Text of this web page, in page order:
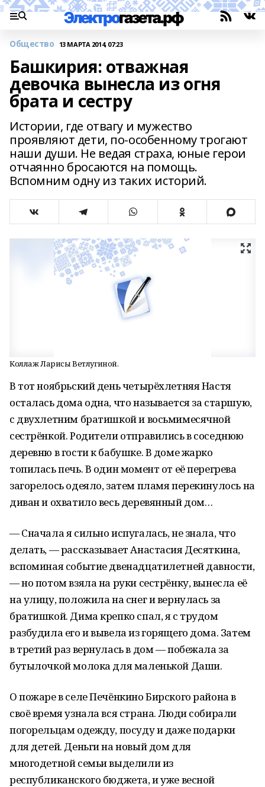
Общество 13 МАРТА 2014, 07:23
Башкирия: отважная
девочка вынесла из огня
брата и сестру
Истории, где отвагу и мужество
проявляют дети, по-особенному трогают
наши души. Не ведая страха, юные герои
отчаянно бросаются на помощь.
Вспомним одну из таких историй.
Коллаж Ларисы Ветлугиной.
В тот ноябрьский день четырёхлетняя Настя
осталась дома одна, что называется за старшую,
с двухлетним братишкой и восьмимесячной
сестрёнкой. Родители отправились в соседнюю
деревню в гости к бабушке. В доме жарко
топилась печь. В один момент от её перегрева
загорелось одеяло, затем пламя перекинулось на
диван и охватило весь деревянный дом…
— Сначала я сильно испугалась, не знала, что
делать, — рассказывает Анастасия Десяткина,
вспоминая событие двенадцатилетней давности,
— но потом взяла на руки сестрёнку, вынесла её
на улицу, положила на снег и вернулась за
братишкой. Дима крепко спал, я с трудом
разбудила его и вывела из горящего дома. Затем
в третий раз вернулась в дом — побежала за
бутылочкой молока для маленькой Даши.
О пожаре в селе Печёнкино Бирского района в
своё время узнала вся страна. Люди собирали
погорельцам одежду, посуду и даже подарки
для детей. Деньги на новый дом для
многодетной семьи выделили из
республиканского бюджета, и уже весной